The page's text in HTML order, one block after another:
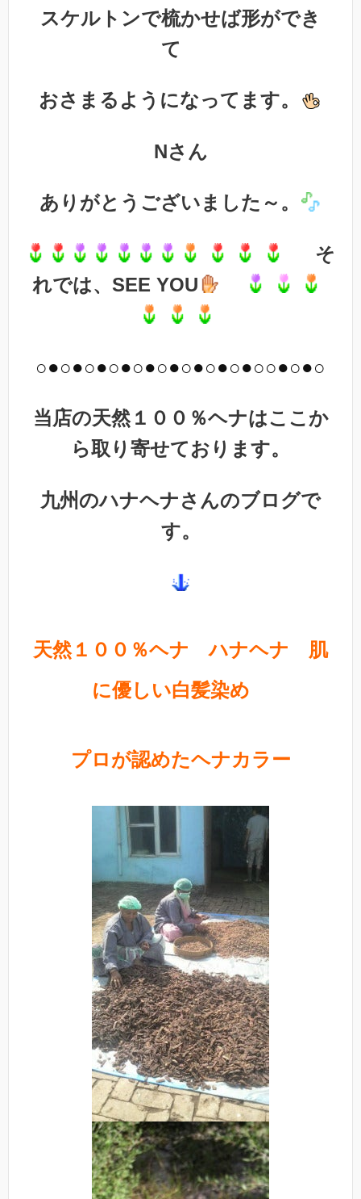
スケルトンで梳かせば形ができ
て
おさまるようになってます。
Nさん
ありがとうございました～。
そ
れでは、SEE YOU
○●○●○●○●○●○●○●○●○●○○●○●○
当店の天然１００％ヘナはここか
ら取り寄せております。
九州のハナヘナさんのブログで
す。
天然１００％ヘナ ハナヘナ 肌
に優しい白髪染め
プロが認めたヘナカラー